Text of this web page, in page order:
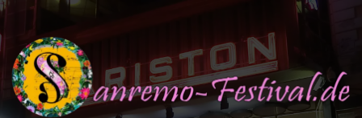
Skip
to
content